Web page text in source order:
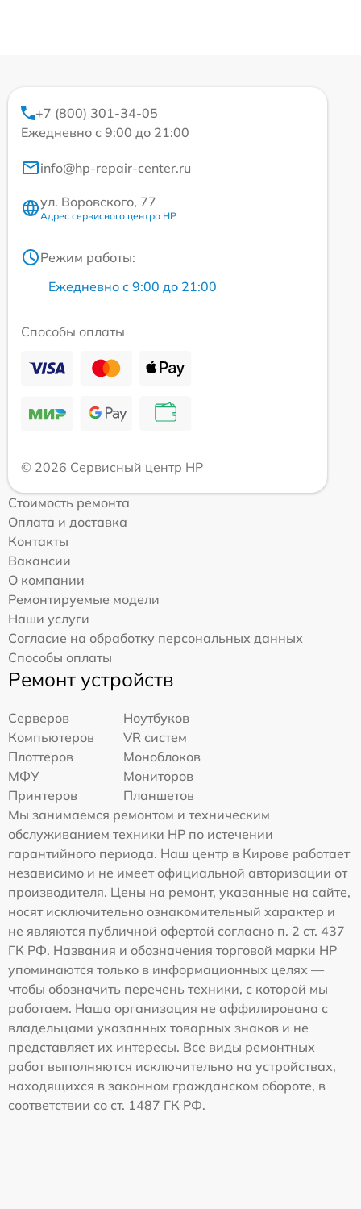
+7 (800) 301-34-05
Ежедневно с 9:00 до 21:00
info@hp-repair-center.ru
ул. Воровского, 77
Адрес сервисного центра HP
Режим работы:
Ежедневно с 9:00 до 21:00
Способы оплаты
© 2026 Сервисный центр HP
Стоимость ремонта
Оплата и доставка
Контакты
Вакансии
О компании
Ремонтируемые модели
Наши услуги
Согласие на обработку персональных данных
Способы оплаты
Ремонт устройств
Серверов
Ноутбуков
Компьютеров
VR систем
Плоттеров
Моноблоков
МФУ
Мониторов
Принтеров
Планшетов
Мы занимаемся ремонтом и техническим
обслуживанием техники HP по истечении
гарантийного периода. Наш центр в Кирове работает
независимо и не имеет официальной авторизации от
производителя. Цены на ремонт, указанные на сайте,
носят исключительно ознакомительный характер и
не являются публичной офертой согласно п. 2 ст. 437
ГК РФ. Названия и обозначения торговой марки HP
упоминаются только в информационных целях —
чтобы обозначить перечень техники, с которой мы
работаем. Наша организация не аффилирована с
владельцами указанных товарных знаков и не
представляет их интересы. Все виды ремонтных
работ выполняются исключительно на устройствах,
находящихся в законном гражданском обороте, в
соответствии со ст. 1487 ГК РФ.